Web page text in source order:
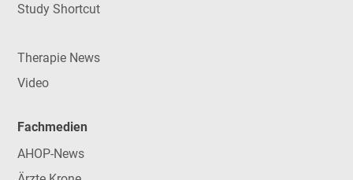
Study Shortcut
Therapie News
Video
Fachmedien
AHOP-News